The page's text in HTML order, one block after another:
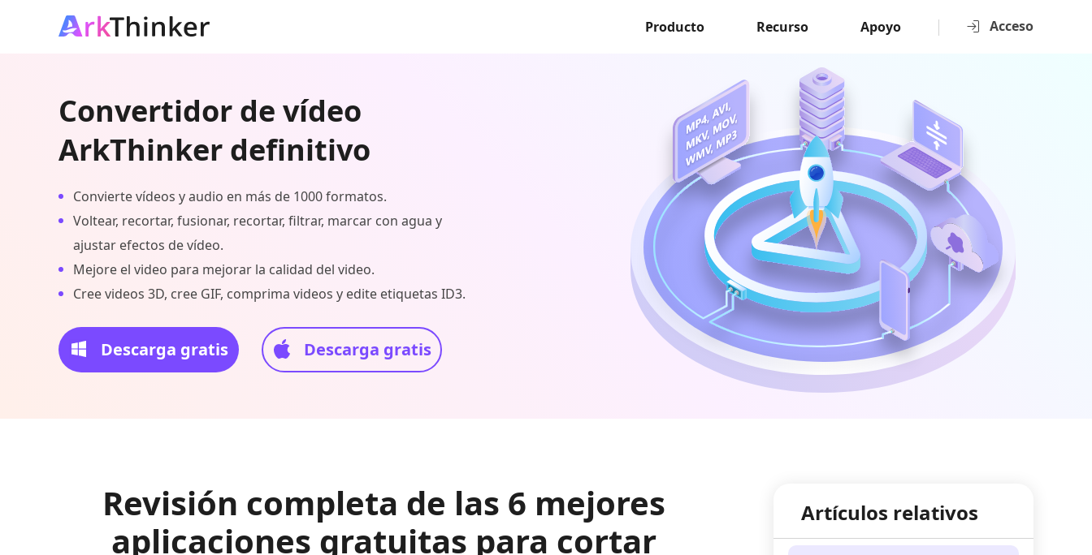
Acceso
Producto Recurso Apoyo
Convertidor de vídeo
ArkThinker definitivo
Convierte vídeos y audio en más de 1000 formatos.
Voltear, recortar, fusionar, recortar, filtrar, marcar con agua y
ajustar efectos de vídeo.
Mejore el video para mejorar la calidad del video.
Cree videos 3D, cree GIF, comprima videos y edite etiquetas ID3.
Descarga gratis Descarga gratis
Revisión completa de las 6 mejores
aplicaciones gratuitas para cortar
Artículos relativos